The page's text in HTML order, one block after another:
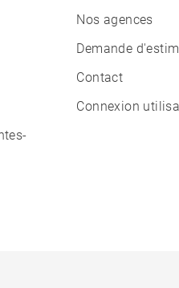
Nos agences
Demande
Contact
Connexion